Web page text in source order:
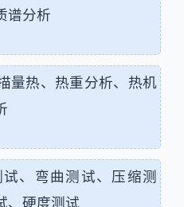
谱分析
量热、热重分析、热机
、弯曲测试、压缩测
、硬度测试